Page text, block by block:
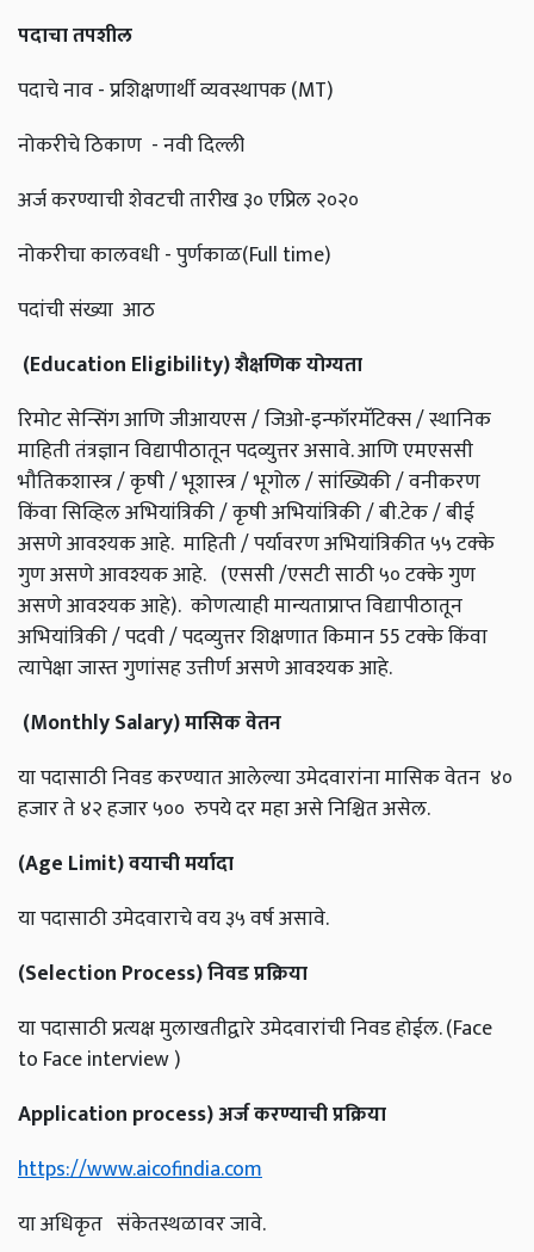
पदाचा तपशील
पदाचे नाव - प्रशिक्षणार्थी व्यवस्थापक (MT)
नोकरीचे ठिकाण - नवी दिल्ली
अर्ज करण्याची शेवटची तारीख ३० एप्रिल २०२०
नोकरीचा कालवधी - पुर्णकाळ(Full time)
पदांची संख्या आठ
(Education Eligibility) शैक्षणिक योग्यता
रिमोट सेन्सिंग आणि जीआयएस / जिओ-इन्फॉरमॅटिक्स / स्थानिक
माहिती तंत्रज्ञान विद्यापीठातून पदव्युत्तर असावे. आणि एमएससी
भौतिकशास्त्र / कृषी / भूशास्त्र / भूगोल / सांख्यिकी / वनीकरण
किंवा सिव्हिल अभियांत्रिकी / कृषी अभियांत्रिकी / बी.टेक / बीई
असणे आवश्यक आहे. माहिती / पर्यावरण अभियांत्रिकीत ५५ टक्के
गुण असणे आवश्यक आहे. (एससी /एसटी साठी ५० टक्के गुण
असणे आवश्यक आहे). कोणत्याही मान्यताप्राप्त विद्यापीठातून
अभियांत्रिकी / पदवी / पदव्युत्तर शिक्षणात किमान 55 टक्के किंवा
त्यापेक्षा जास्त गुणांसह उत्तीर्ण असणे आवश्यक आहे.
(Monthly Salary) मासिक वेतन
या पदासाठी निवड करण्यात आलेल्या उमेदवारांना मासिक वेतन ४०
हजार ते ४२ हजार ५०० रुपये दर महा असे निश्चित असेल.
(Age Limit) वयाची मर्यादा
या पदासाठी उमेदवाराचे वय ३५ वर्ष असावे.
(Selection Process) निवड प्रक्रिया
या पदासाठी प्रत्यक्ष मुलाखतीद्वारे उमेदवारांची निवड होईल. (Face
to Face interview )
Application process) अर्ज करण्याची प्रक्रिया
https://www.aicofindia.com
या अधिकृत संकेतस्थळावर जावे.